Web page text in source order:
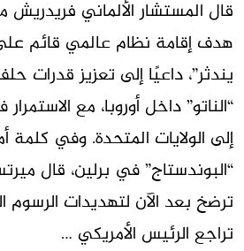
قال المستشار الألماني
هدف إقامة نظام عالمي قائم
يندثر”، داعيًا إلى تعزيز قدرات
“الناتو” داخل أوروبا، مع
إلى الولايات المتحدة. وفي كلمة
“البوندستاج” في برلين، قال
ترضخ بعد الآن لتهديدات الرسوم
تراجع الرئيس الأمريكي …